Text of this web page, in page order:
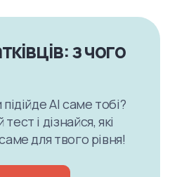
з чого
AI саме тобі?
і дізнайся, які
для твого рівня!